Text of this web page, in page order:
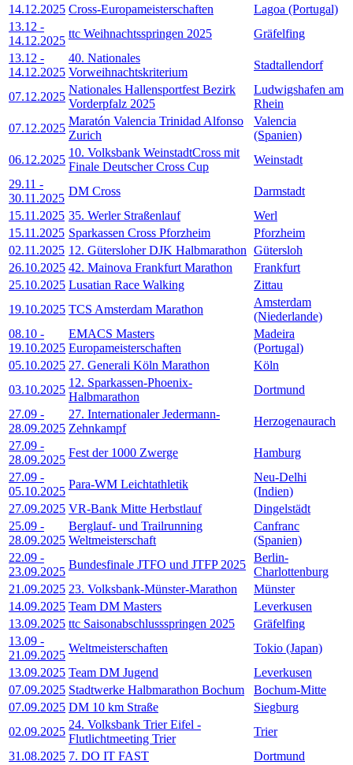
14.12.2025 Cross-Europameisterschaften
Lagoa (Portugal)
13.12 -
14.12.2025
ttc Weihnachtsspringen 2025
Gräfelfing
13.12 -
14.12.2025
40. Nationales
Vorweihnachtskriterium
Stadtallendorf
07.12.2025
Nationales Hallensportfest Bezirk
Vorderpfalz 2025
Ludwigshafen am
Rhein
07.12.2025
Maratón Valencia Trinidad Alfonso
Zurich
Valencia
(Spanien)
06.12.2025
10. Volksbank WeinstadtCross mit
Finale Deutscher Cross Cup
Weinstadt
29.11 -
30.11.2025
DM Cross
Darmstadt
15.11.2025 35. Werler Straßenlauf
Werl
15.11.2025 Sparkassen Cross Pforzheim
Pforzheim
02.11.2025 12. Gütersloher DJK Halbmarathon Gütersloh
26.10.2025 42. Mainova Frankfurt Marathon
Frankfurt
25.10.2025 Lusatian Race Walking
Zittau
19.10.2025 TCS Amsterdam Marathon
Amsterdam
(Niederlande)
08.10 -
19.10.2025
EMACS Masters
Europameisterschaften
Madeira
(Portugal)
05.10.2025 27. Generali Köln Marathon
Köln
03.10.2025
12. Sparkassen-Phoenix-
Halbmarathon
Dortmund
27.09 -
28.09.2025
27. Internationaler Jedermann-
Zehnkampf
Herzogenaurach
27.09 -
28.09.2025
Fest der 1000 Zwerge
Hamburg
27.09 -
05.10.2025
Para-WM Leichtathletik
Neu-Delhi
(Indien)
27.09.2025 VR-Bank Mitte Herbstlauf
Dingelstädt
25.09 -
28.09.2025
Berglauf- und Trailrunning
Weltmeisterschaft
Canfranc
(Spanien)
22.09 -
23.09.2025
Bundesfinale JTFO und JTFP 2025
Berlin-
Charlottenburg
21.09.2025 23. Volksbank-Münster-Marathon
Münster
14.09.2025 Team DM Masters
Leverkusen
13.09.2025 ttc Saisonabschlussspringen 2025
Gräfelfing
13.09 -
21.09.2025
Weltmeisterschaften
Tokio (Japan)
13.09.2025 Team DM Jugend
Leverkusen
07.09.2025 Stadtwerke Halbmarathon Bochum
Bochum-Mitte
07.09.2025 DM 10 km Straße
Siegburg
02.09.2025
24. Volksbank Trier Eifel -
Flutlichtmeeting Trier
Trier
31.08.2025 7. DO IT FAST
Dortmund